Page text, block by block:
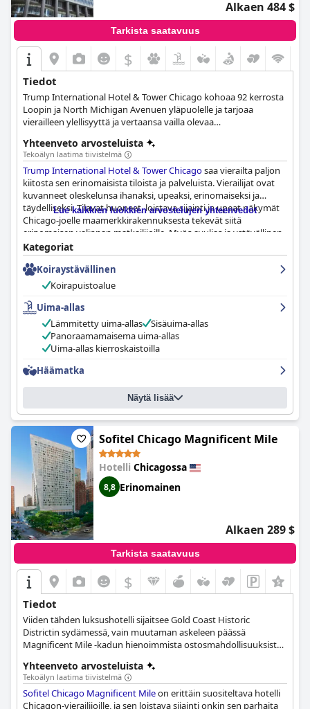
Alkaen 484 $
Tarkista saatavuus
$
Tiedot
Trump International Hotel & Tower Chicago kohoaa 92 kerrosta
Loopin ja North Michigan Avenuen yläpuolelle ja tarjoaa
vierailleen ylellisyyttä ja vertaansa vailla olevaa
vierashuonetta ja sviittiä toivottaa sinut tervetulleeksi
yksilöllisesti suunnitelluilla kalusteilla, lattiasta kattoon
ulottuvilla ikkunoilla ja täysin varustetuilla keittiöillä.
Yhteenveto arvosteluista
Tekoälyn laatima tiivistelmä
Trump International Hotel & Tower Chicagosaa vierailta paljon
kiitosta sen erinomaisista tiloista ja palveluista. Vierailijat ovat
kuvanneet oleskelunsa ihanaksi, upeaksi, erinomaiseksi ja
täydelliseksi. Tilavat huoneet, loistava sijainti ja upeat näkymät
Chicago-joelle maamerkkirakennuksesta tekevät siitä
erinomaisen valinnan matkailijoille. Myös avulias ja ystävällinen
henkilökunta sai vierailta kehuja. Kaiken kaikkiaan hotelli on
erittäin suositeltava ja paras kaupungissa.
Lue kaikkien luokkien arvostelujen yhteenvedot
Kategoriat
Koiraystävällinen
Koirapuistoalue
Uima-allas
Lämmitetty uima-allas
Sisäuima-allas
Panoraamamaisema uima-allas
Uima-allas kierroskaistoilla
Häämatka
Näytä lisää
Sofitel Chicago Magnificent Mile
Hotelli Chicagossa
8,8 Erinomainen
Alkaen 289 $
Tarkista saatavuus
$
Tiedot
Viiden tähden luksushotelli sijaitsee Gold Coast Historic
Districtin sydämessä, vain muutaman askeleen päässä
Magnificent Mile -kadun hienoimmista ostosmahdollisuuksista,
maailmankuulujen gallerioiden ja museoiden ihastuttavasta
valikoimasta.
Yhteenveto arvosteluista
Tekoälyn laatima tiivistelmä
Sofitel Chicago Magnificent Mileon erittäin suositeltava hotelli
Chicagon-vierailijoille, ja sen loistava sijainti onkin sen parhaita